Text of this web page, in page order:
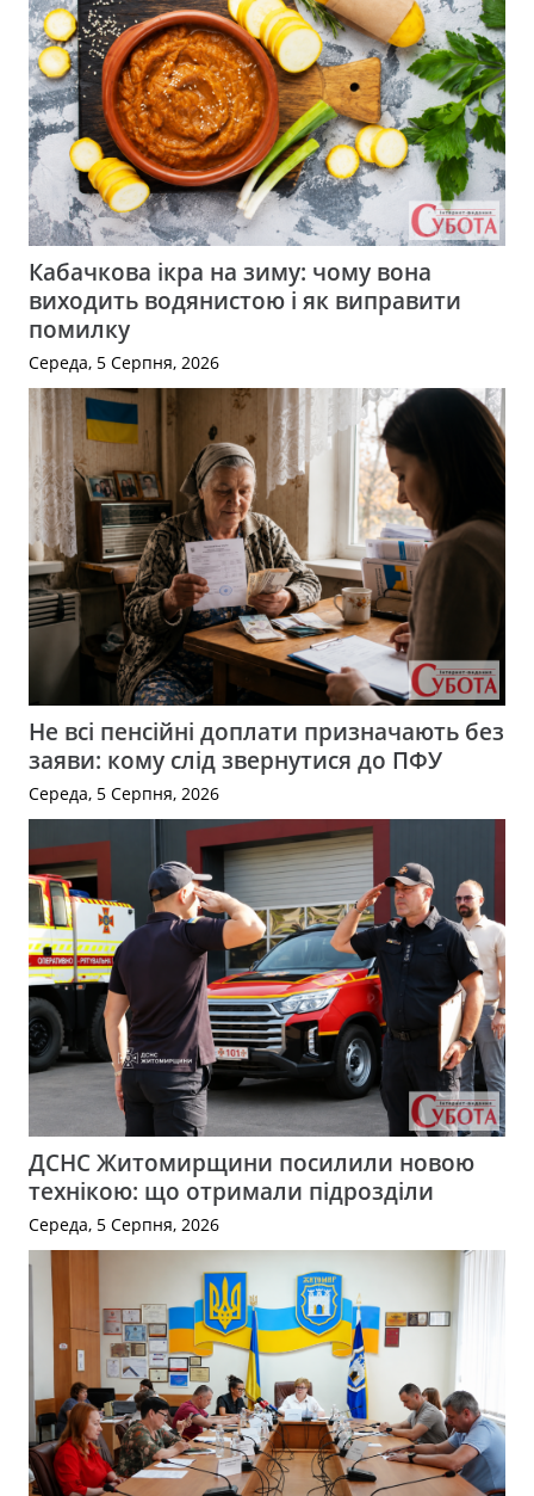
Кабачкова ікра на зиму: чому вона
виходить водянистою і як виправити
помилку
Середа, 5 Серпня, 2026
Не всі пенсійні доплати призначають без
заяви: кому слід звернутися до ПФУ
Середа, 5 Серпня, 2026
ДСНС Житомирщини посилили новою
технікою: що отримали підрозділи
Середа, 5 Серпня, 2026